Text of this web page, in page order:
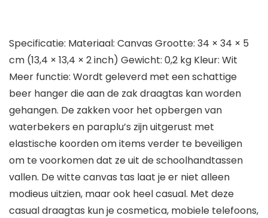
Specificatie: Materiaal: Canvas Grootte: 34 × 34 × 5
cm (13,4 × 13,4 × 2 inch) Gewicht: 0,2 kg Kleur: Wit
Meer functie: Wordt geleverd met een schattige
beer hanger die aan de zak draagtas kan worden
gehangen. De zakken voor het opbergen van
waterbekers en paraplu’s zijn uitgerust met
elastische koorden om items verder te beveiligen
om te voorkomen dat ze uit de schoolhandtassen
vallen. De witte canvas tas laat je er niet alleen
modieus uitzien, maar ook heel casual. Met deze
casual draagtas kun je cosmetica, mobiele telefoons,